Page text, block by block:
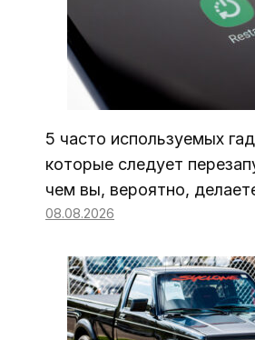
5 часто используемых
которые следует
чем вы, вероятно,
08.08.2026